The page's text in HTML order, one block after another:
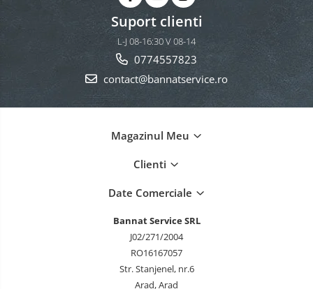
Suport clienti
L-J 08-16:30 V 08-14
0774557823
contact@bannatservice.ro
Magazinul Meu
Clienti
Date Comerciale
Bannat Service SRL
J02/271/2004
RO16167057
Str. Stanjenel, nr.6
Arad, Arad